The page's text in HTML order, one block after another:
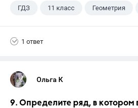
ГДЗ 11 класс Геометрия
1 ответ
Ольга К
9. Определите ряд, в котором